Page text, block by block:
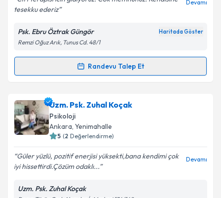
Kişisel verilerimin işlenmesine ilişkin
Metni'ni okudum ve kişisel verilerimin belirtilen
kapsamda işlenmesini kabul ediyorum.
tesekku ederiz
Devamı
Psk. Ebru Öztrak Güngör Haritada Göster
Remzi Oğuz Arık, Tunus Cd. 48/1
Randevu Talep Et
Randevu Takvimi Talebi
Psk. Ebru Öztrak Güngöriçin randevu takvimi talebi
oluşturun. Size bu uzmandan randevu almanız için bir
takvim hazırlandığında e-posta ile bilgilendireceğiz.
Kişisel verilerimin işlenmesine ilişkin
Uzm. Psk. Zuhal Koçak
Psikoloji
Ankara, Yenimahalle
5 (2 Değerlendirme)
Güler yüzlü, pozitif enerjisi yüksekti,bana kendimi çok
iyi hissettirdi.Çözüm odaklı...
Devamı
Uzm. Psk. Zuhal Koçak